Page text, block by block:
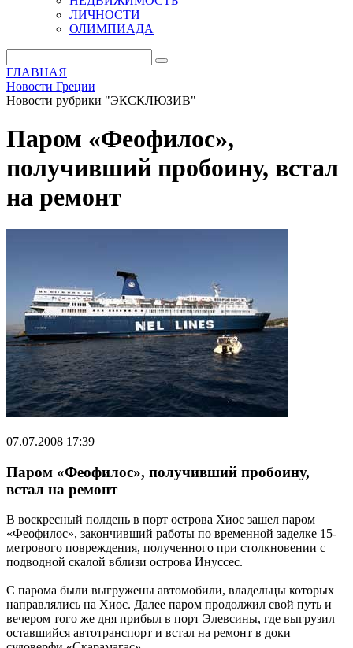
ЛИЧНОСТИ
ОЛИМПИАДА
ГЛАВНАЯ
Новости Греции
Новости рубрики "ЭКСКЛЮЗИВ"
Паром «Феофилос»,
получивший пробоину, встал
на ремонт
07.07.2008 17:39
Паром «Феофилос», получивший пробоину,
встал на ремонт
В воскресный полдень в порт острова Хиос зашел паром
«Феофилос», закончивший работы по временной заделке 15-
метрового повреждения, полученного при столкновении с
подводной скалой вблизи острова Инуссес.
С парома были выгружены автомобили, владельцы которых
направлялись на Хиос. Далее паром продолжил свой путь и
вечером того же дня прибыл в порт Элевсины, где выгрузил
оставшийся автотранспорт и встал на ремонт в доки